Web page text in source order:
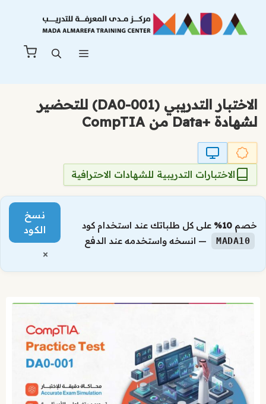
المحتوى
الاختبار التدريبي (DA0-001) للتحضير
لشهادة +Data من CompTIA
الاختبارات التدريبية للشهادات الاحترافية
خصم 10% على كل طلباتك عند استخدام كود
MADA10 — انسخه واستخدمه عند الدفع
نسخ
الكود
×